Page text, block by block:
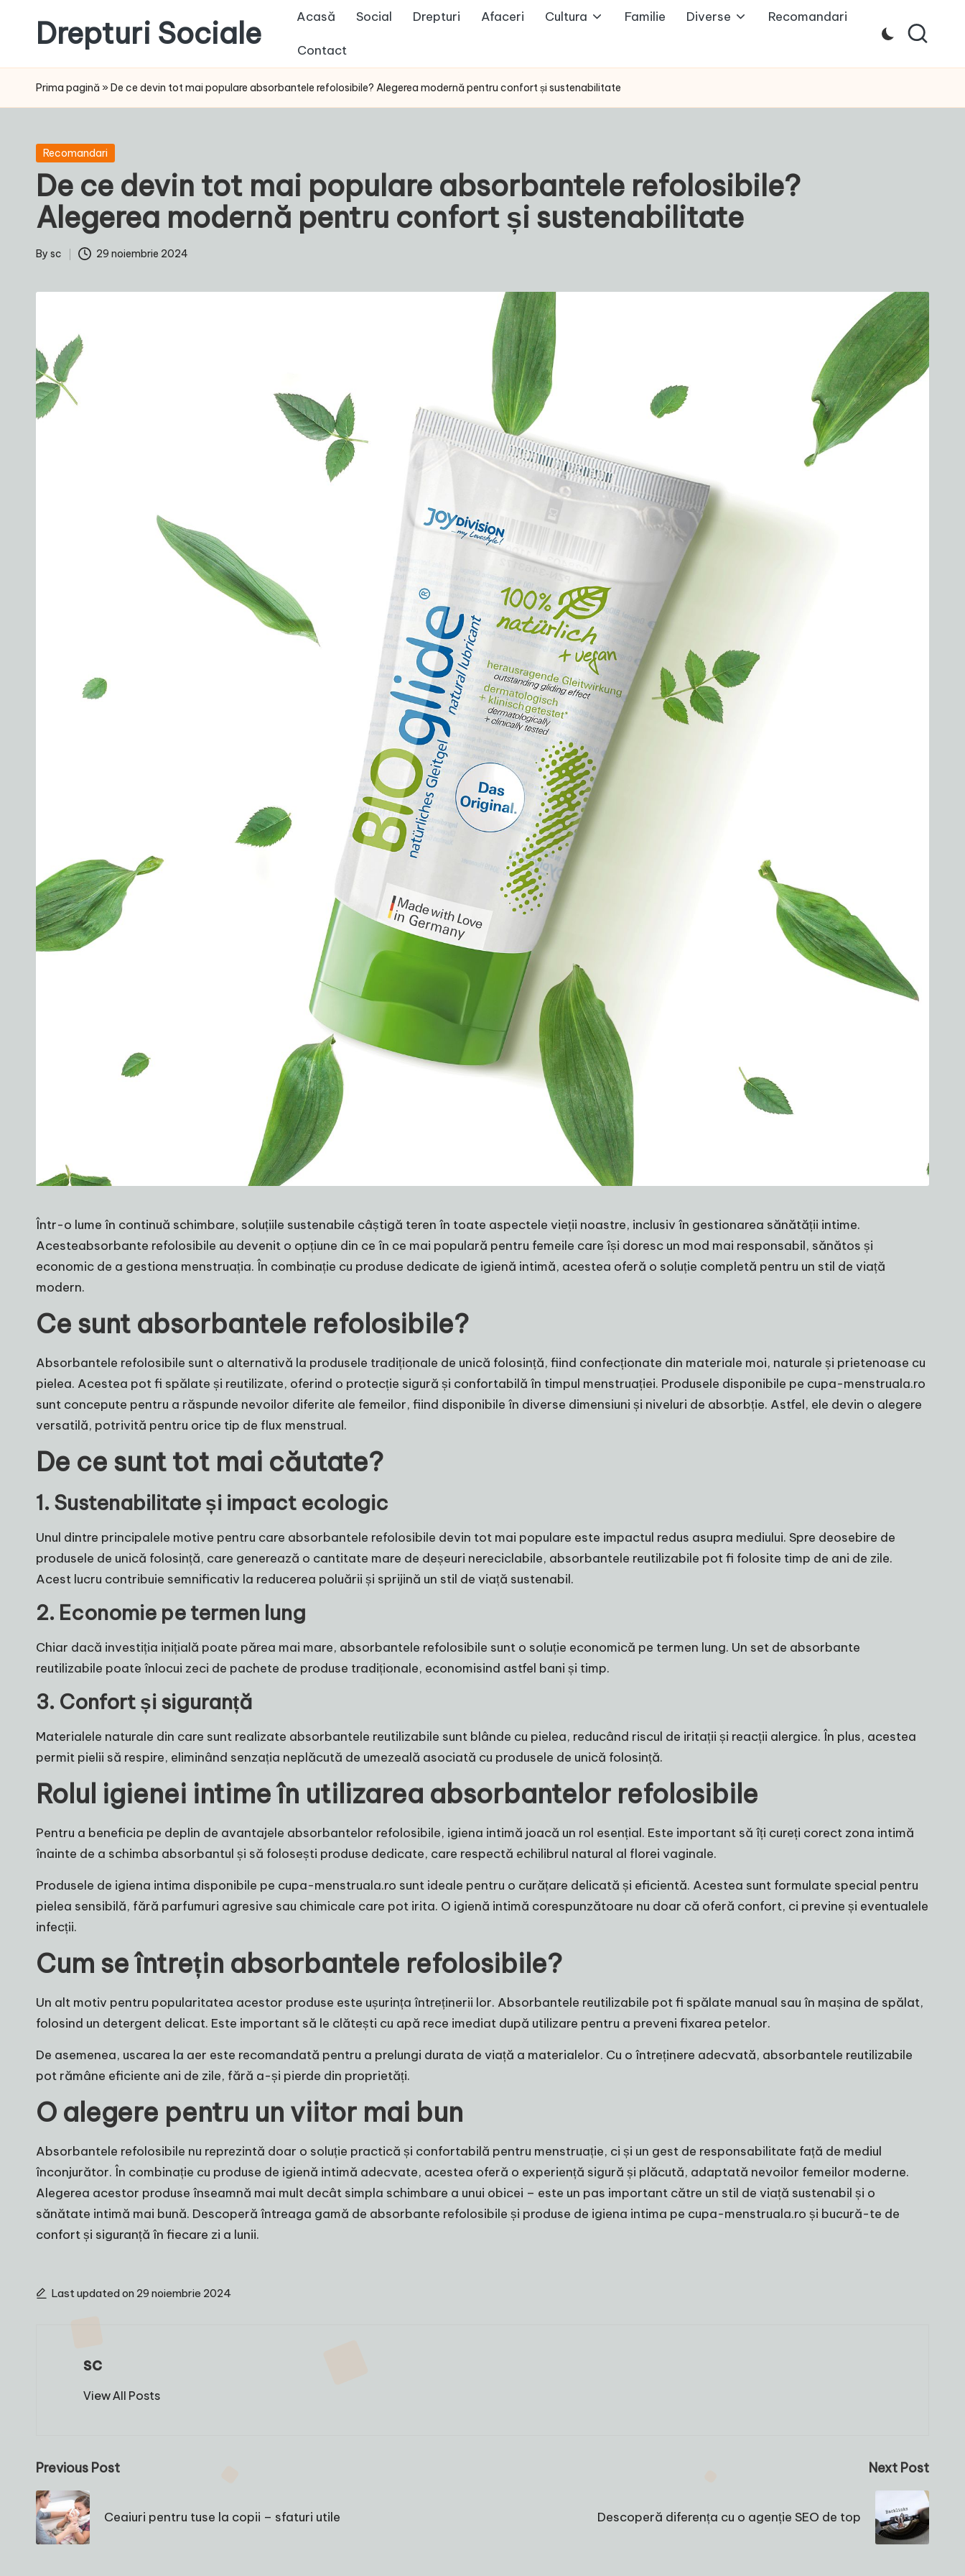
content
Drepturi Sociale
Drepturile
Sociale:
Ta,
Schimbarea
Noastră!
Acasă Social Drepturi Afaceri Cultura Familie Diverse Recomandari
Contact
Prima pagină » De ce devin tot mai populare absorbantele refolosibile? Alegerea modernă pentru confort și sustenabilitate
Posted
Recomandari
De ce devin tot mai populare absorbantele refolosibile?
Alegerea modernă pentru confort și sustenabilitate
Posted
By sc 29 noiembrie 2024
Într-o lume în continuă schimbare, soluțiile sustenabile câștigă teren în toate aspectele vieții noastre, inclusiv în gestionarea sănătății intime.
Acesteabsorbante refolosibile au devenit o opțiune din ce în ce mai populară pentru femeile care își doresc un mod mai responsabil, sănătos și
economic de a gestiona menstruația. În combinație cu produse dedicate de igienă intimă, acestea oferă o soluție completă pentru un stil de viață
modern.
Ce sunt absorbantele refolosibile?
Absorbantele refolosibile sunt o alternativă la produsele tradiționale de unică folosință, fiind confecționate din materiale moi, naturale și prietenoase cu
pielea. Acestea pot fi spălate și reutilizate, oferind o protecție sigură și confortabilă în timpul menstruației. Produsele disponibile pe cupa-menstruala.ro
sunt concepute pentru a răspunde nevoilor diferite ale femeilor, fiind disponibile în diverse dimensiuni și niveluri de absorbție. Astfel, ele devin o alegere
versatilă, potrivită pentru orice tip de flux menstrual.
De ce sunt tot mai căutate?
1. Sustenabilitate și impact ecologic
Unul dintre principalele motive pentru care absorbantele refolosibile devin tot mai populare este impactul redus asupra mediului. Spre deosebire de
produsele de unică folosință, care generează o cantitate mare de deșeuri nereciclabile, absorbantele reutilizabile pot fi folosite timp de ani de zile.
Acest lucru contribuie semnificativ la reducerea poluării și sprijină un stil de viață sustenabil.
2. Economie pe termen lung
Chiar dacă investiția inițială poate părea mai mare, absorbantele refolosibile sunt o soluție economică pe termen lung. Un set de absorbante
reutilizabile poate înlocui zeci de pachete de produse tradiționale, economisind astfel bani și timp.
3. Confort și siguranță
Materialele naturale din care sunt realizate absorbantele reutilizabile sunt blânde cu pielea, reducând riscul de iritații și reacții alergice. În plus, acestea
permit pielii să respire, eliminând senzația neplăcută de umezeală asociată cu produsele de unică folosință.
Rolul igienei intime în utilizarea absorbantelor refolosibile
Pentru a beneficia pe deplin de avantajele absorbantelor refolosibile, igiena intimă joacă un rol esențial. Este important să îți cureți corect zona intimă
înainte de a schimba absorbantul și să folosești produse dedicate, care respectă echilibrul natural al florei vaginale.
Produsele de igiena intima disponibile pe cupa-menstruala.ro sunt ideale pentru o curățare delicată și eficientă. Acestea sunt formulate special pentru
pielea sensibilă, fără parfumuri agresive sau chimicale care pot irita. O igienă intimă corespunzătoare nu doar că oferă confort, ci previne și eventualele
infecții.
Cum se întrețin absorbantele refolosibile?
Un alt motiv pentru popularitatea acestor produse este ușurința întreținerii lor. Absorbantele reutilizabile pot fi spălate manual sau în mașina de spălat,
folosind un detergent delicat. Este important să le clătești cu apă rece imediat după utilizare pentru a preveni fixarea petelor.
De asemenea, uscarea la aer este recomandată pentru a prelungi durata de viață a materialelor. Cu o întreținere adecvată, absorbantele reutilizabile
pot rămâne eficiente ani de zile, fără a-și pierde din proprietăți.
O alegere pentru un viitor mai bun
Absorbantele refolosibile nu reprezintă doar o soluție practică și confortabilă pentru menstruație, ci și un gest de responsabilitate față de mediul
înconjurător. În combinație cu produse de igienă intimă adecvate, acestea oferă o experiență sigură și plăcută, adaptată nevoilor femeilor moderne.
Alegerea acestor produse înseamnă mai mult decât simpla schimbare a unui obicei – este un pas important către un stil de viață sustenabil și o
sănătate intimă mai bună. Descoperă întreaga gamă de absorbante refolosibile și produse de igiena intima pe cupa-menstruala.ro și bucură-te de
confort și siguranță în fiecare zi a lunii.
Last updated on 29 noiembrie 2024
sc
View All Posts
Post
navigation
Previous Post
Ceaiuri pentru tuse la copii – sfaturi utile
Next Post
Descoperă diferența cu o agenție SEO de top